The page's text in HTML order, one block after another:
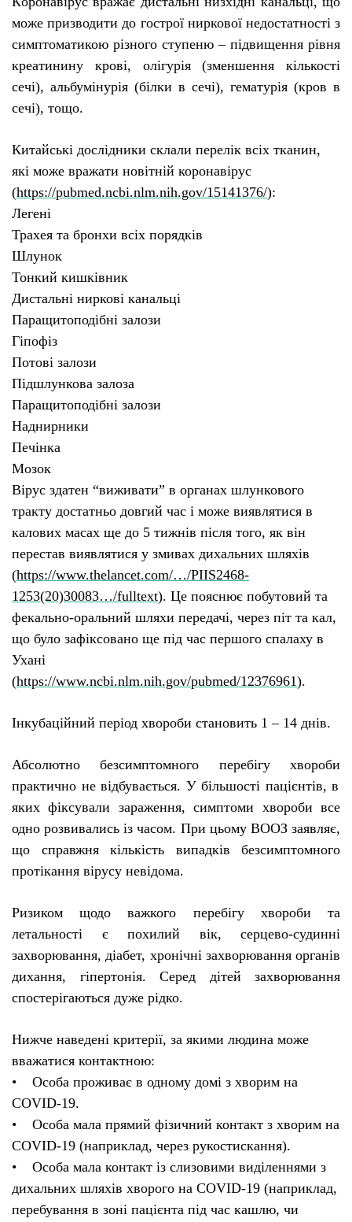
може призводити до гострої ниркової недостатності з
симптоматикою різного ступеню – підвищення рівня
креатинину крові, олігурія (зменшення кількості
сечі), альбумінурія (білки в сечі), гематурія (кров в
сечі), тощо.
Китайські дослідники склали перелік всіх тканин,
які може вражати новітній коронавірус
(https://pubmed.ncbi.nlm.nih.gov/15141376/):
Легені
Трахея та бронхи всіх порядків
Шлунок
Тонкий кишківник
Дистальні ниркові канальці
Паращитоподібні залози
Гіпофіз
Потові залози
Підшлункова залоза
Паращитоподібні залози
Наднирники
Печінка
Мозок
Вірус здатен “виживати” в органах шлункового
тракту достатньо довгий час і може виявлятися в
калових масах ще до 5 тижнів після того, як він
перестав виявлятися у змивах дихальних шляхів
(https://www.thelancet.com/…/PIIS2468-
1253(20)30083…/fulltext). Це пояснює побутовий та
фекально-оральний шляхи передачі, через піт та кал,
що було зафіксовано ще під час першого спалаху в
Ухані
(https://www.ncbi.nlm.nih.gov/pubmed/12376961).
Інкубаційний період хвороби становить 1 – 14 днів.
Абсолютно безсимптомного перебігухвороби
практично не відбувається. У більшості пацієнтів, в
яких фіксували зараження, симптоми хвороби все
одно розвивались із часом. При цьому ВООЗ заявляє,
що справжня кількість випадків безсимптомного
протікання вірусу невідома.
Ризиком щодо важкого перебігу хвороби та
летальності є похилий вік, серцево-судинні
захворювання, діабет, хронічні захворювання органів
дихання, гіпертонія. Серед дітей захворювання
спостерігаються дуже рідко.
Нижче наведені критерії, за якими людина може
вважатися контактною:
• Особа проживає в одному домі з хворим на
COVID-19.
• Особа мала прямий фізичний контакт з хворим на
COVID-19 (наприклад, через рукостискання).
• Особа мала контакт із слизовими виділеннями з
дихальних шляхів хворого на COVID-19 (наприклад,
перебування в зоні пацієнта під час кашлю, чи